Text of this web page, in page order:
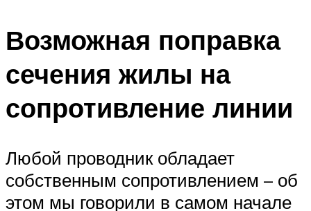
Возможная поправка
сечения жилы на
сопротивление линии
Любой проводник обладает
собственным сопротивлением – об
этом мы говорили в самом начале